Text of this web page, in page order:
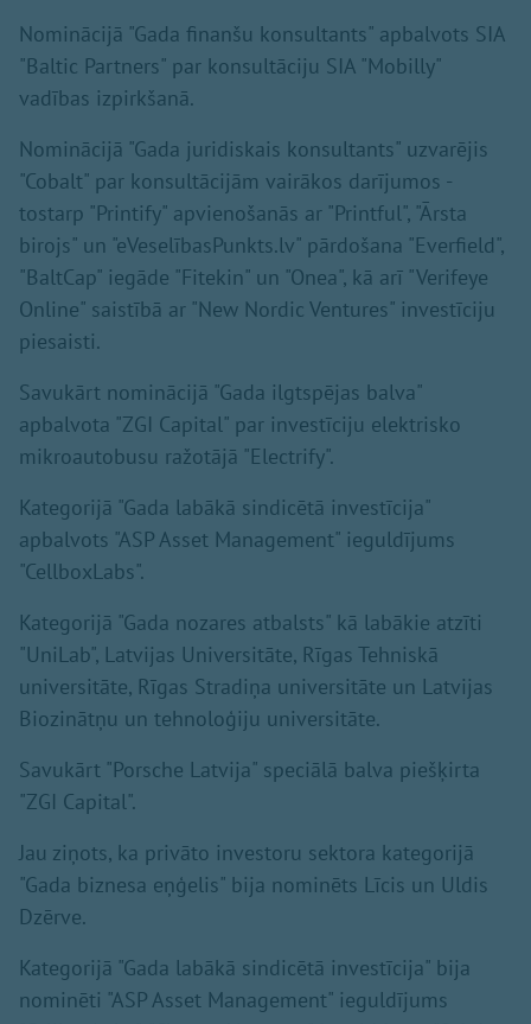
Nominācijā "Gada finanšu konsultants" apbalvots SIA
"Baltic Partners" par konsultāciju SIA "Mobilly"
vadības izpirkšanā.
Nominācijā "Gada juridiskais konsultants" uzvarējis
"Cobalt" par konsultācijām vairākos darījumos -
tostarp "Printify" apvienošanās ar "Printful", "Ārsta
birojs" un "eVeselībasPunkts.lv" pārdošana "Everfield",
"BaltCap" iegāde "Fitekin" un "Onea", kā arī "Verifeye
Online" saistībā ar "New Nordic Ventures" investīciju
piesaisti.
Savukārt nominācijā "Gada ilgtspējas balva"
apbalvota "ZGI Capital" par investīciju elektrisko
mikroautobusu ražotājā "Electrify".
Kategorijā "Gada labākā sindicētā investīcija"
apbalvots "ASP Asset Management" ieguldījums
"CellboxLabs".
Kategorijā "Gada nozares atbalsts" kā labākie atzīti
"UniLab", Latvijas Universitāte, Rīgas Tehniskā
universitāte, Rīgas Stradiņa universitāte un Latvijas
Biozinātņu un tehnoloģiju universitāte.
Savukārt "Porsche Latvija" speciālā balva piešķirta
"ZGI Capital".
Jau ziņots, ka privāto investoru sektora kategorijā
"Gada biznesa eņģelis" bija nominēts Līcis un Uldis
Dzērve.
Kategorijā "Gada labākā sindicētā investīcija" bija
nominēti "ASP Asset Management" ieguldījums